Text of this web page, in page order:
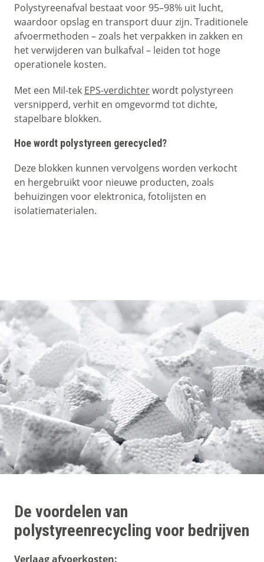
Polystyreenafval bestaat voor 95–98% uit lucht,
waardoor opslag en transport duur zijn. Traditionele
afvoermethoden – zoals het verpakken in zakken en
het verwijderen van bulkafval – leiden tot hoge
operationele kosten.
Met een Mil-tek EPS-verdichterwordt polystyreen
versnipperd, verhit en omgevormd tot dichte,
stapelbare blokken.
Hoe wordt polystyreen gerecycled?
Deze blokken kunnen vervolgens worden verkocht
en hergebruikt voor nieuwe producten, zoals
behuizingen voor elektronica, fotolijsten en
isolatiematerialen.
De voordelen van
polystyreenrecycling voor bedrijven
Verlaag afvoerkosten: